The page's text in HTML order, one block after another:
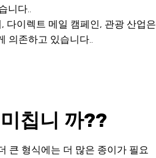
니다..
다이렉트 메일 캠페인, 관광 산업은
의존하고 있습니다..
칩니 까??
큰 형식에는 더 많은 종이가 필요